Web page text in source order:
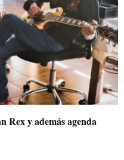
Rex y además agenda